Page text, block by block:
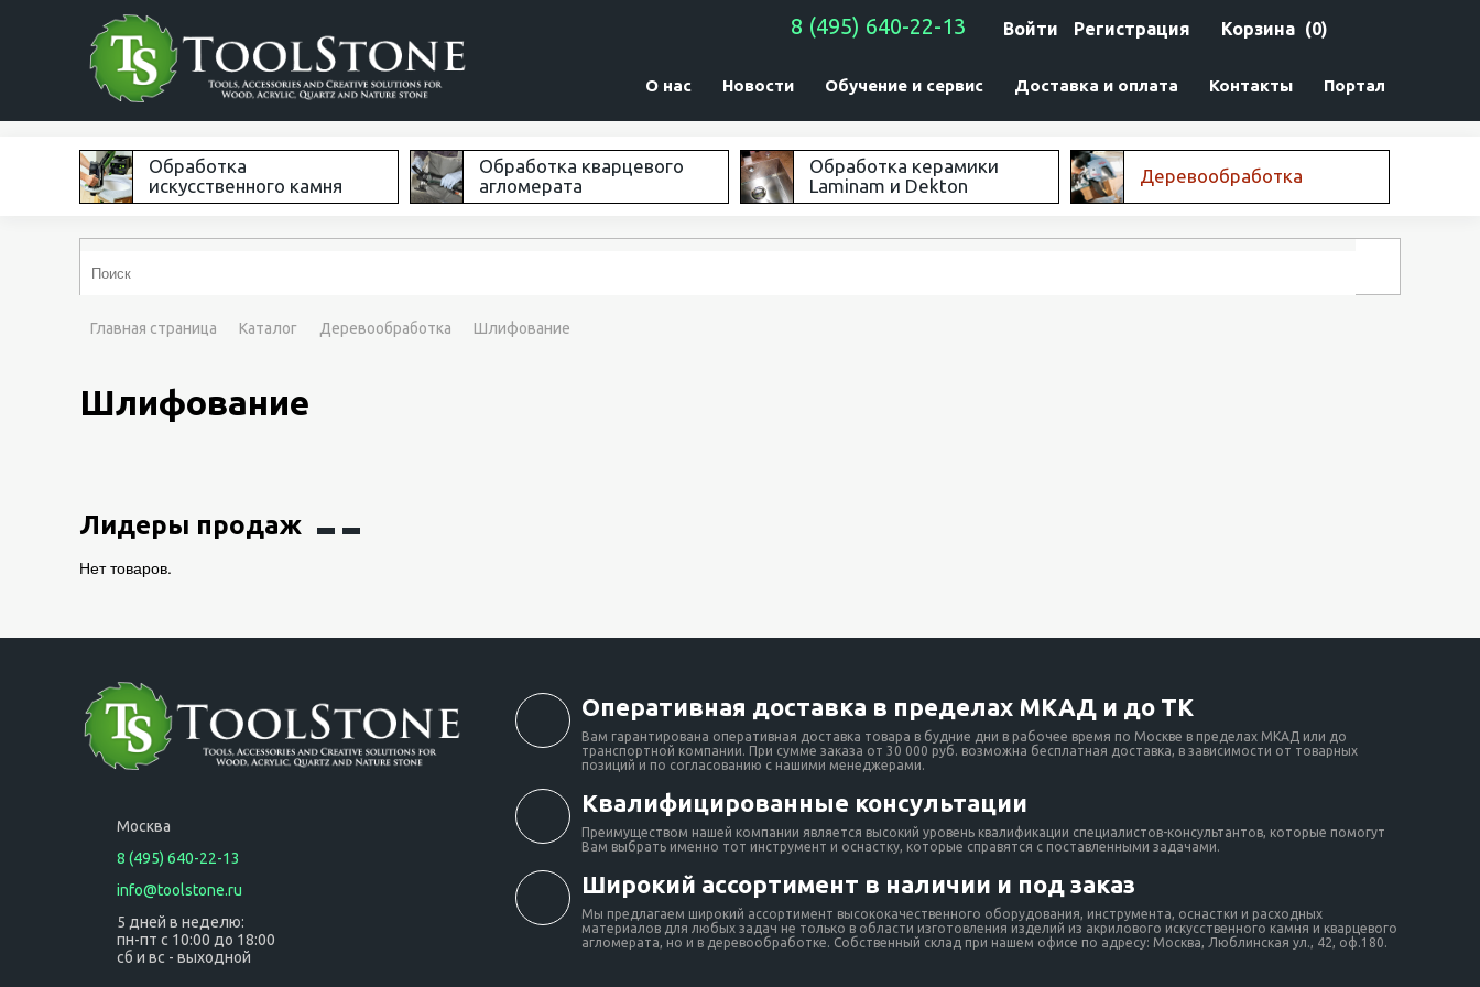
Войти Регистрация Корзина (0)
8 (495) 640-22-13
Портал
Контакты
Доставка и оплата
Обучение и сервис
Новости
О нас
Обработка
искусственного камня
Обработка кварцевого
агломерата
Обработка керамики
Laminam и Dekton
Деревообработка
Главная страница Каталог Деревообработка Шлифование
Шлифование
Лидеры продаж
Нет товаров.
Москва
8 (495) 640-22-13
info@toolstone.ru
5 дней в неделю:
пн-пт с 10:00 до 18:00
сб и вс - выходной
Оперативная доставка в пределах МКАД и до ТК
Вам гарантирована оперативная доставка товара в будние дни в рабочее время по Москве в пределах МКАД или до
транспортной компании. При сумме заказа от 30 000 руб. возможна бесплатная доставка, в зависимости от товарных
позиций и по согласованию с нашими менеджерами.
Квалифицированные консультации
Преимуществом нашей компании является высокий уровень квалификации специалистов-консультантов, которые помогут
Вам выбрать именно тот инструмент и оснастку, которые справятся с поставленными задачами.
Широкий ассортимент в наличии и под заказ
Мы предлагаем широкий ассортимент высококачественного оборудования, инструмента, оснастки и расходных
материалов для любых задач не только в области изготовления изделий из акрилового искусственного камня и кварцевого
агломерата, но и в деревообработке. Собственный склад при нашем офисе по адресу: Москва, Люблинская ул., 42, оф.180.